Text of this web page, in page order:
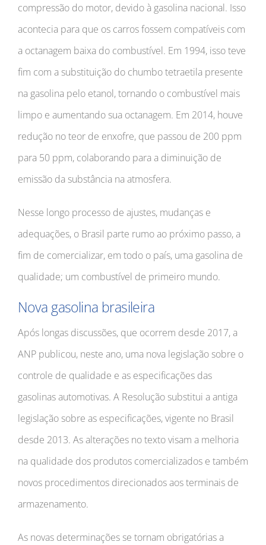
compressão do motor, devido à gasolina nacional. Isso
acontecia para que os carros fossem compatíveis com
a octanagem baixa do combustível. Em 1994, isso teve
fim com a substituição do chumbo tetraetila presente
na gasolina pelo etanol, tornando o combustível mais
limpo e aumentando sua octanagem. Em 2014, houve
redução no teor de enxofre, que passou de 200 ppm
para 50 ppm, colaborando para a diminuição de
emissão da substância na atmosfera.
Nesse longo processo de ajustes, mudanças e
adequações, o Brasil parte rumo ao próximo passo, a
fim de comercializar, em todo o país, uma gasolina de
qualidade; um combustível de primeiro mundo.
Nova gasolina brasileira
Após longas discussões, que ocorrem desde 2017, a
ANP publicou, neste ano, uma nova legislação sobre o
controle de qualidade e as especificações das
gasolinas automotivas. A Resolução substitui a antiga
legislação sobre as especificações, vigente no Brasil
desde 2013. As alterações no texto visam a melhoria
na qualidade dos produtos comercializados e também
novos procedimentos direcionados aos terminais de
armazenamento.
As novas determinações se tornam obrigatórias a